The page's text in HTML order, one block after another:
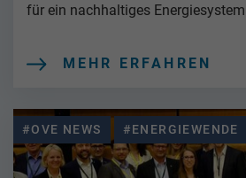
für ein nachhaltiges
MEHR ERFAHREN
#OVE NEWS #ENERGIEWENDE